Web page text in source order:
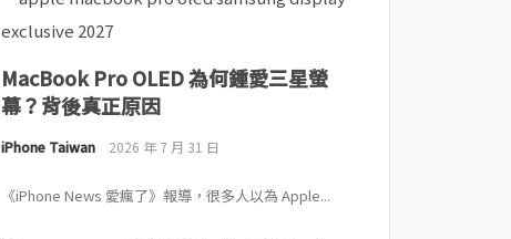
MacBook Pro OLED 為何鍾愛三星螢
幕？背後真正原因
iPhone Taiwan 2026 年 7 月 31 日
《iPhone News 愛瘋了》報導，很多人以為 Apple...